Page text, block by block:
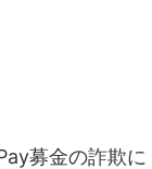
募金の詐欺に